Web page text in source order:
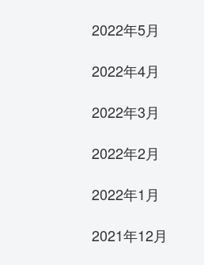
2022年5月
2022年4月
2022年3月
2022年2月
2022年1月
2021年12月